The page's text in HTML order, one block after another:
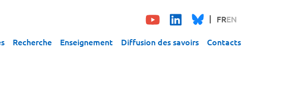
FREN
Recherche Enseignement Diffusion des savoirs Contacts